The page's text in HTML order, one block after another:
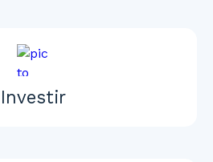
Investir